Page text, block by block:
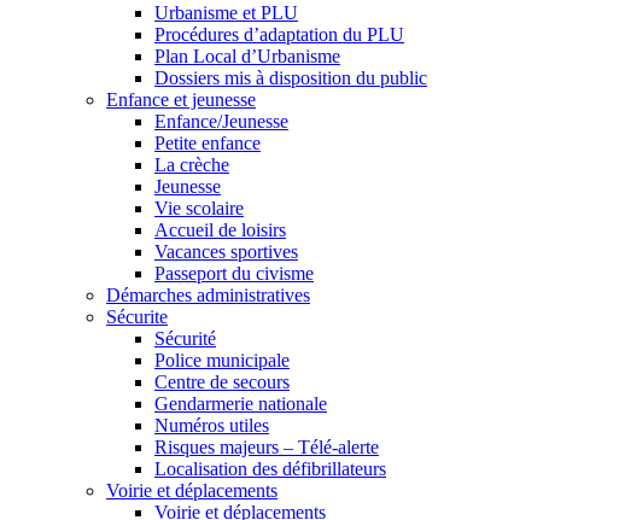
Urbanisme et PLU
Procédures d’adaptation du PLU
Plan Local d’Urbanisme
Dossiers mis à disposition du public
Enfance et jeunesse
Enfance/Jeunesse
Petite enfance
La crèche
Jeunesse
Vie scolaire
Accueil de loisirs
Vacances sportives
Passeport du civisme
Démarches administratives
Sécurite
Sécurité
Police municipale
Centre de secours
Gendarmerie nationale
Numéros utiles
Risques majeurs – Télé-alerte
Localisation des défibrillateurs
Voirie et déplacements
Voirie et déplacements